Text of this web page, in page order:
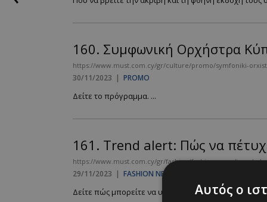
160. Συμφωνική Ορχήστρα
https://www.must.com.cy/gr/culture/promo/symfoniki-
30/11/2023 | PROMO
Δείτε το πρόγραμμα. ...
161. Trend alert: Πώς να
https://www.must.com.cy/gr/fashion/fashion-news/trend-
29/11/2023 | FASHION NEWS
Δείτε πώς μπορείτε να υιοθετήσετε την πιο chic
Αυτός ο